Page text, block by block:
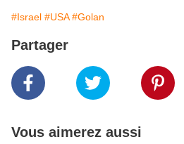
#Israel #USA #Golan
Partager
Vous aimerez aussi